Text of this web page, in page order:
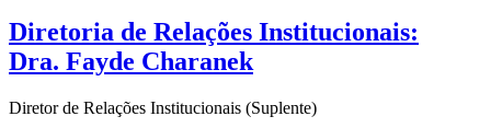
Diretoria de Relações Institucionais:
Dra. Fayde Charanek
Diretor de Relações Institucionais (Suplente)